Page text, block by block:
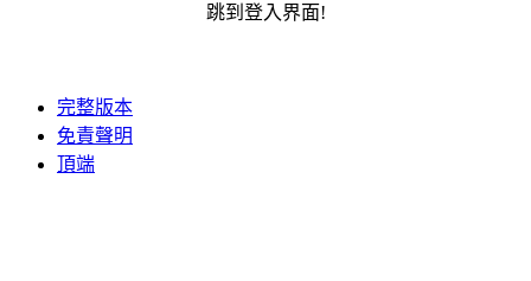
跳到登入界面!
完整版本
免責聲明
頂端